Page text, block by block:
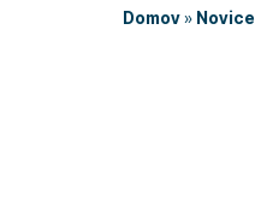
Domov» Novice